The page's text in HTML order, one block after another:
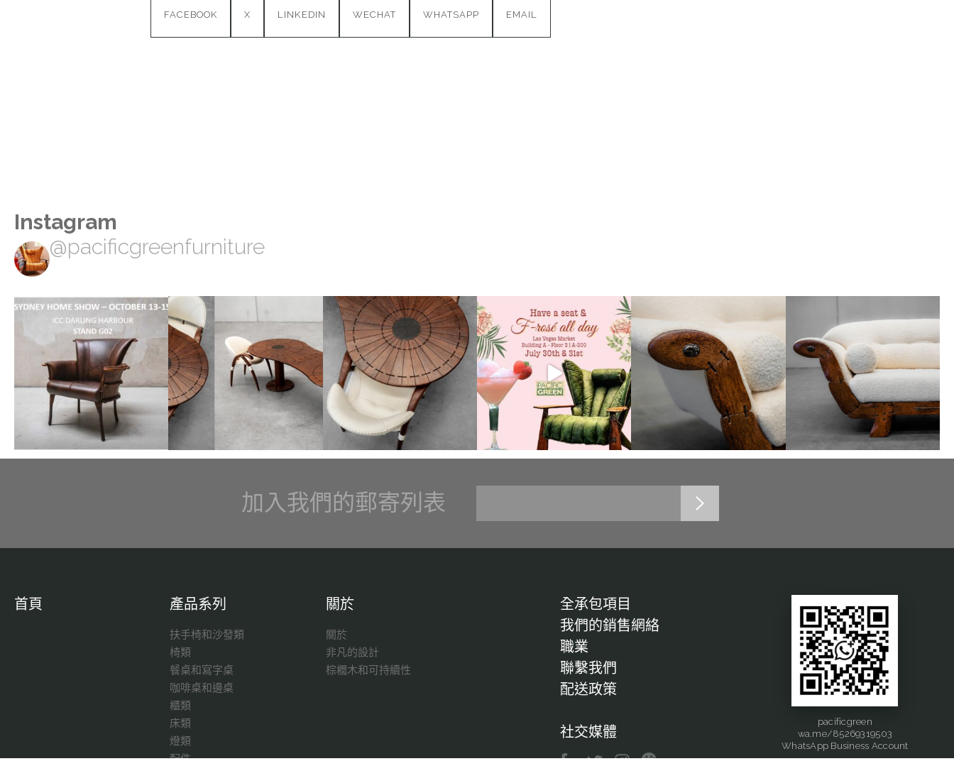
FACEBOOK X LINKEDIN WECHAT WHATSAPP EMAIL
Instagram
@pacificgreenfurniture
加入我們的郵寄列表
首頁 產品系列
扶手椅和沙發類
椅類
餐桌和寫字桌
咖啡桌和邊桌
櫃類
床類
燈類
配件
關於
關於
非凡的設計
棕櫚木和可持續性
全承包項目
我們的銷售網絡
職業
聯繫我們
配送政策
社交媒體
pacificgreen
wa.me/85269319503
WhatsApp Business Account